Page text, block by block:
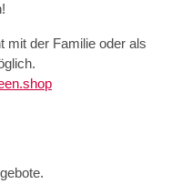
mit der Familie oder als